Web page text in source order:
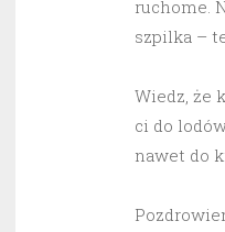
ruchome.
szpilka –
Wiedz, że
ci do
nawet do